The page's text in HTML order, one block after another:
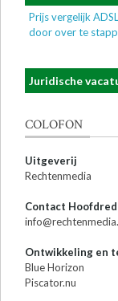
Prijs vergelijk
door over te
Juridische
COLOFON
Uitgeverij
Rechtenmedia
Contact
Ontwikkeling en
Blue Horizon
Piscator.nu